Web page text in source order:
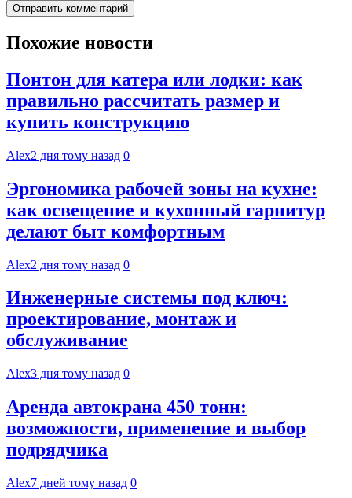
Похожие новости
Понтон для катера или лодки: как
правильно рассчитать размер и
купить конструкцию
Alex2 дня тому назад 0
Эргономика рабочей зоны на кухне:
как освещение и кухонный гарнитур
делают быт комфортным
Alex2 дня тому назад 0
Инженерные системы под ключ:
проектирование, монтаж и
обслуживание
Alex3 дня тому назад 0
Аренда автокрана 450 тонн:
возможности, применение и выбор
подрядчика
Alex7 дней тому назад 0